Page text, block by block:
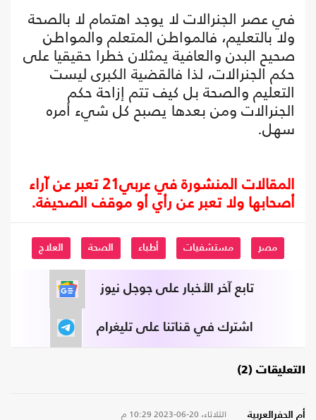
في عصر الجنرالات لا يوجد اهتمام لا بالصحة
ولا بالتعليم، فالمواطن المتعلم والمواطن
صحيح البدن والعافية يمثلان خطرا حقيقيا على
حكم الجنرالات، لذا فالقضية الكبرى ليست
التعليم والصحة بل كيف تتم إزاحة حكم
الجنرالات ومن بعدها يصبح كل شيء أمره
سهل.
المقالات المنشورة في عربي21 تعبر عن آراء
أصحابها ولا تعبر عن رأي أو موقف الصحيفة.
مصر مستشفيات أطباء الصحة العلاج
تابع آخر الأخبار على جوجل نيوز
اشترك في قناتنا على تليغرام
التعليقات (2)
أم الحفرالعربية الثلاثاء، 20-06-2023 10:29 م